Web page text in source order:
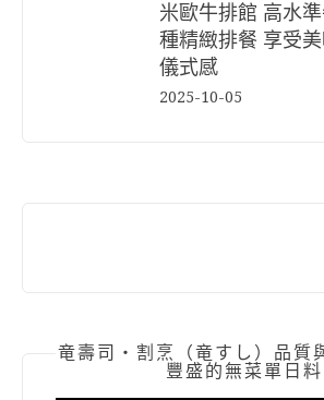
米歐牛排館 高水
種精緻排餐 享受
儀式感
2025-10-05
竜壽司‧割烹（竜すし）品質
豐盛的無菜單日料